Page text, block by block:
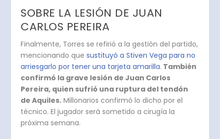
SOBRE LA LESIÓN DE JUAN
CARLOS PEREIRA
Finalmente, Torres se refirió a la gestión del partido,
mencionando que sustituyó a Stiven Vega para no
arriesgarlo por tener una tarjeta amarilla. También
confirmó la grave lesión de Juan Carlos
Pereira, quien sufrió una ruptura del tendón
de Aquiles. Millonarios confirmó lo dicho por el
técnico.El jugador será sometido a cirugía la
próxima semana.